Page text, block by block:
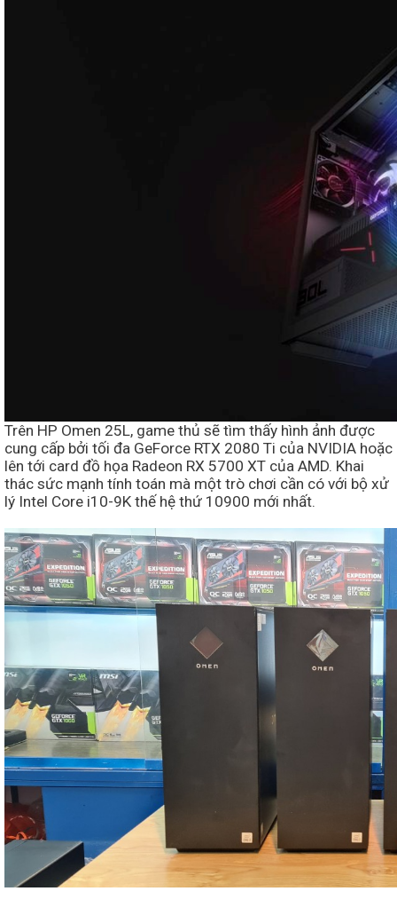
Trên HP Omen 25L, game thủ sẽ tìm thấy hình ảnh được
cung cấp bởi tối đa GeForce RTX 2080 Ti của NVIDIA hoặc
lên tới card đồ họa Radeon RX 5700 XT của AMD. Khai
thác sức mạnh tính toán mà một trò chơi cần có với bộ xử
lý Intel Core i10-9K thế hệ thứ 10900 mới nhất.